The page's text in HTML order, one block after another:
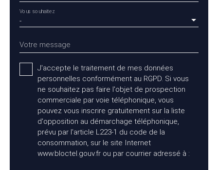
-
Vous souhaitez
Votre message
J'accepte le traitement de mes données
personnelles conformément au RGPD. Si vous
ne souhaitez pas faire l'objet de prospection
commerciale par voie téléphonique, vous
pouvez vous inscrire gratuitement sur la liste
d'opposition au démarchage téléphonique,
prévu par l'article L223-1 du code de la
consommation, sur le site Internet
www.bloctel.gouv.fr ou par courrier adressé à :